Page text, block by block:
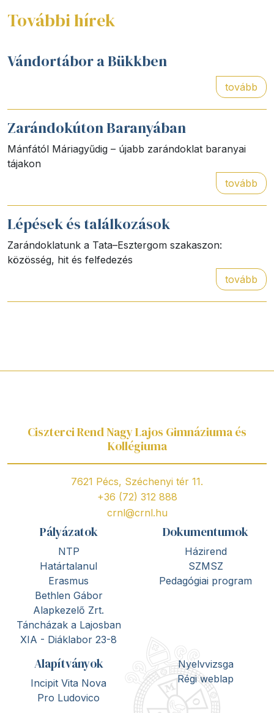
További hírek
Vándortábor a Bükkben
tovább
Zarándokúton Baranyában
Mánfától Máriagyűdig – újabb zarándoklat baranyai
tájakon
tovább
Lépések és találkozások
Zarándoklatunk a Tata–Esztergom szakaszon:
közösség, hit és felfedezés
tovább
Ciszterci Rend Nagy Lajos Gimnáziuma és
Kollégiuma
7621 Pécs, Széchenyi tér 11.
+36 (72) 312 888
crnl@crnl.hu
Pályázatok
NTP
Határtalanul
Erasmus
Bethlen Gábor
Alapkezelő Zrt.
Táncházak a Lajosban
XIA - Diáklabor 23-8
Dokumentumok
Házirend
SZMSZ
Pedagógiai program
Alapítványok
Incipit Vita Nova
Pro Ludovico
Nyelvvizsga
Régi weblap